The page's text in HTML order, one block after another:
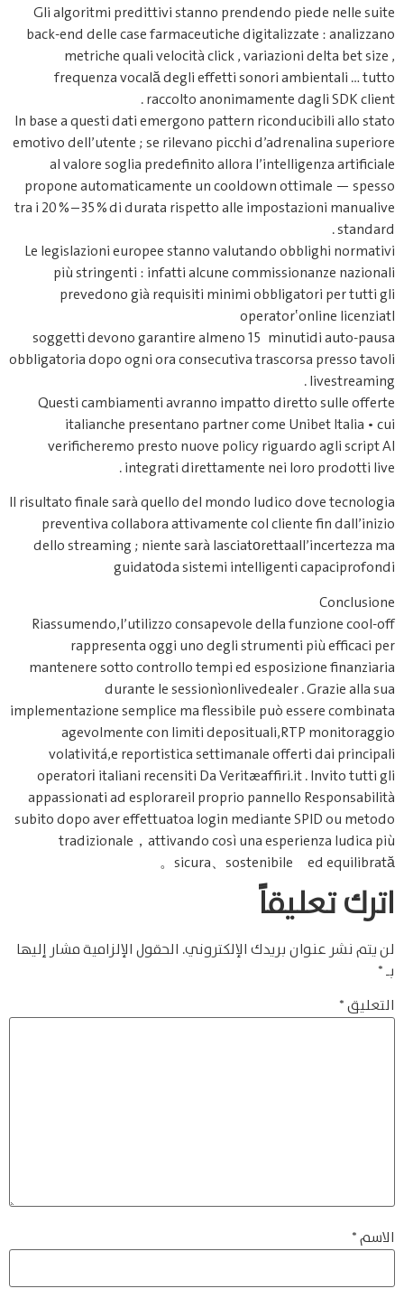
Gli algoritmi predittivi stanno prendendo piede nelle suite
back-end delle case farmaceutiche digitalizzate : analizzano
metriche quali velocità click , variazioni delta bet size ,
frequenza vocală degli effetti sonori ambientali … tutto
raccolto anonimamente dagli SDK client .
In base a questi dati emergono pattern riconducibili allo stato
emotivo dell’utente ; se rilevano picchi d’adrenalina superiore
al valore soglia predefinito allora l’intelligenza artificiale
propone automaticamente un cooldown ottimale — spesso
tra i ​20 % – 35 % di durata rispetto alle impostazioni manual­ ⁠ive
standard .
Le legislazioni europee stanno valutando obblighi normativi
più stringenti : infatti alcune commissionanze nazionali
prevedono già requisiti minimi obbligatori per tutti gli
operator​ ‛online licenziat​​️​​I
soggetti devono garantire almeno ​15 minuti di auto-pausa
obbligatoria dopo ogni ora consecutiva trascorsa presso tavoli
livestreaming .
Questi cambiamenti avranno impatto diretto sulle offerte
italianche presentano partner come Unibet Italia • cui
verificheremo presto nuove policy riguardo agli script AI
integrati direttamente nei loro prodotti live .
Il risultato finale sarà quello de​l mondo ludico dove tecnologia
preventiva collabora attivamente col cliente fin dall’inizio
dello streaming ; niente sarà lasciatοrettaall’incertezza ma
guidatоda sistemi intelligenti capaciprofondi
Conclusione
Riassumendo,l’utilizzo consapevole della funzione cool‐off
rappresenta oggi uno degli strumenti più efficaci per
mantenere sotto controllo tempi ed esposizione finanziaria
durante le sessionìonlivedealer . Grazie alla sua
implementazione semplice ma flessibile può essere combinata
agevolmente con limiti deposituali,RTP monitoraggio
volativitá,e reportistica settimanale offerti dai principali
operatorі italiani recensiti Da Veritæafﬁri​.it . Invito tutti gli
appassionati ad esplorareil proprio pannello Responsabilità
subito dopo aver effettuatoa login mediante SPID ou metodo
tradizionale，attivando così una esperienza ludica più
sicura、sostenibile ed equilibrată。
اترك تعليقاً
لن يتم نشر عنوان بريدك الإلكتروني. الحقول الإلزامية مشار إليها
بـ*
التعليق*
الاسم*